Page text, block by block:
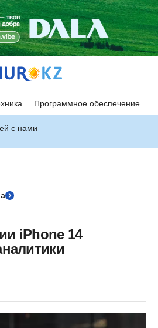
Программное обеспечение
с нами
iPhone 14